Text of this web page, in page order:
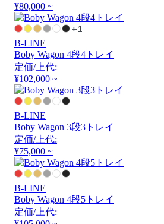
¥80,000 ~
+1
B-LINE
Boby Wagon 4段4トレイ
定価/上代:
¥102,000 ~
B-LINE
Boby Wagon 3段3トレイ
定価/上代:
¥75,000 ~
B-LINE
Boby Wagon 4段5トレイ
定価/上代: